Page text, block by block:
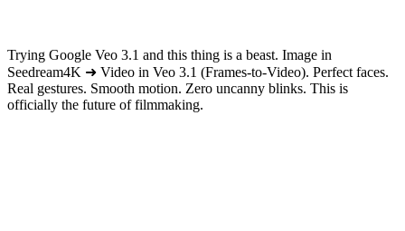
Trying Google Veo 3.1 and this thing is a beast. Image in
Seedream4K ➜ Video in Veo 3.1 (Frames-to-Video). Perfect faces.
Real gestures. Smooth motion. Zero uncanny blinks. This is
officially the future of filmmaking.